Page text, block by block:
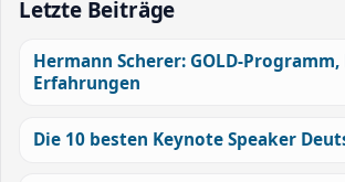
Letzte Beiträge
Hermann Scherer: GOLD-
Erfahrungen
Die 10 besten Keynote Speaker